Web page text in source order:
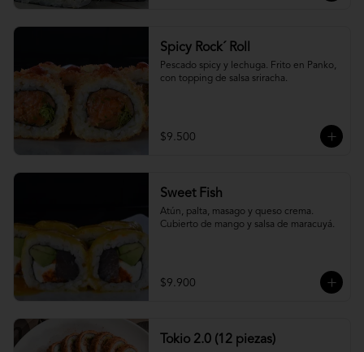
Spicy Rock´ Roll
Pescado spicy y lechuga. Frito en Panko,
con topping de salsa sriracha.
$9.500
Sweet Fish
Atún, palta, masago y queso crema.
Cubierto de mango y salsa de maracuyá.
$9.900
Tokio 2.0 (12 piezas)